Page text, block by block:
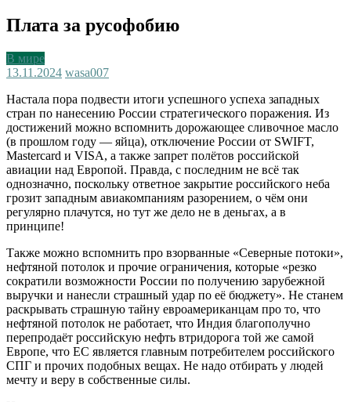
Плата за русофобию
В мире
13.11.2024 wasa007
Настала пора подвести итоги успешного успеха западных
стран по нанесению России стратегического поражения. Из
достижений можно вспомнить дорожающее сливочное масло
(в прошлом году — яйца), отключение России от SWIFT,
Mastercard и VISA, а также запрет полётов российской
авиации над Европой. Правда, с последним не всё так
однозначно, поскольку ответное закрытие российского неба
грозит западным авиакомпаниям разорением, о чём они
регулярно плачутся, но тут же дело не в деньгах, а в
принципе!
Также можно вспомнить про взорванные «Северные потоки»,
нефтяной потолок и прочие ограничения, которые «резко
сократили возможности России по получению зарубежной
выручки и нанесли страшный удар по её бюджету». Не станем
раскрывать страшную тайну евроамериканцам про то, что
нефтяной потолок не работает, что Индия благополучно
перепродаёт российскую нефть втридорога той же самой
Европе, что ЕС является главным потребителем российского
СПГ и прочих подобных вещах. Не надо отбирать у людей
мечту и веру в собственные силы.